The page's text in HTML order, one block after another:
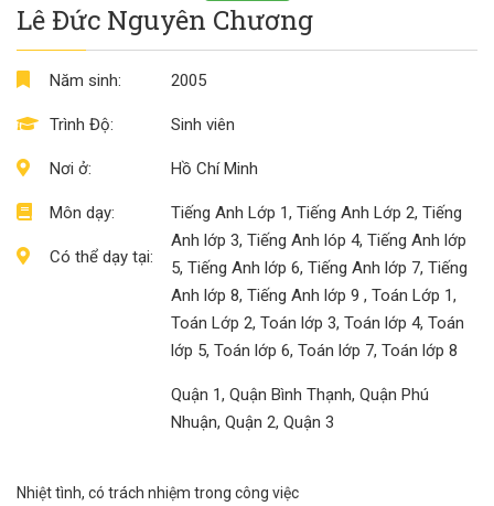
Lê Đức Nguyên Chương
Năm sinh:
Trình Độ:
Nơi ở:
Môn dạy:
Có thể dạy tại:
2005
Sinh viên
Hồ Chí Minh
Tiếng Anh Lớp 1, Tiếng Anh Lớp 2, Tiếng
Anh lớp 3, Tiếng Anh lóp 4, Tiếng Anh lớp
5, Tiếng Anh lớp 6, Tiếng Anh lớp 7, Tiếng
Anh lớp 8, Tiếng Anh lớp 9 , Toán Lớp 1,
Toán Lớp 2, Toán lớp 3, Toán lớp 4, Toán
lớp 5, Toán lớp 6, Toán lớp 7, Toán lớp 8
Quận 1, Quận Bình Thạnh, Quận Phú
Nhuận, Quận 2, Quận 3
Nhiệt tình, có trách nhiệm trong công việc